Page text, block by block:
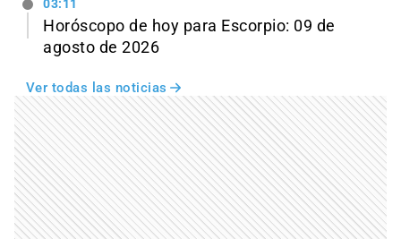
03:11
Horóscopo de hoy para Escorpio: 09 de
agosto de 2026
Ver todas las noticias